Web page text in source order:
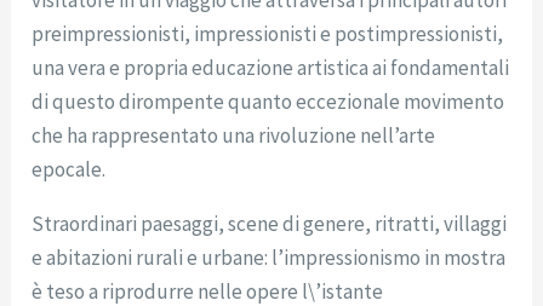
preimpressionisti, impressionisti e postimpressionisti,
una vera e propria educazione artistica ai fondamentali
di questo dirompente quanto eccezionale movimento
che ha rappresentato una rivoluzione nell’arte
epocale.
Straordinari paesaggi, scene di genere, ritratti, villaggi
e abitazioni rurali e urbane: l’impressionismo in mostra
è teso a riprodurre nelle opere l\’istante